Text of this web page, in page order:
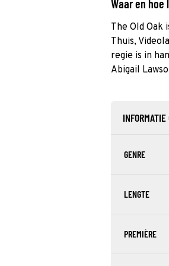
Waar en
The Old
Thuis,
regie is in
Abigail
GENRE
LENGTE
PREMIÈRE